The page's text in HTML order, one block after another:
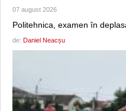
07 august 2026
Politehnica, examen în
de: Daniel Neacșu